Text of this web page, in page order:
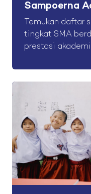
Sampoerna
Temukan daftar
tingkat SMA
prestasi